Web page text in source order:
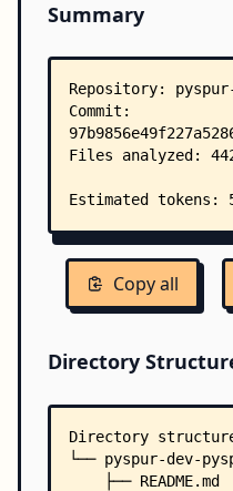
Summary
Copy all
Directory
Directory
└── pyspur-dev-
    ├── README.md